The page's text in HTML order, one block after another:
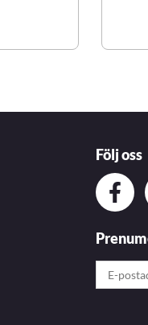
Följ oss